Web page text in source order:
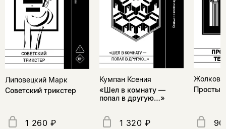
Липовецкий Марк
Советский трикстер
1 260 ₽
Кумпан Ксения
«Шел в комнату —
попал в другую…»
1 320 ₽
Простые